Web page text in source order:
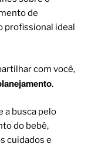
de
profissional ideal
com você,
.
a busca pelo
do bebê,
cuidados e